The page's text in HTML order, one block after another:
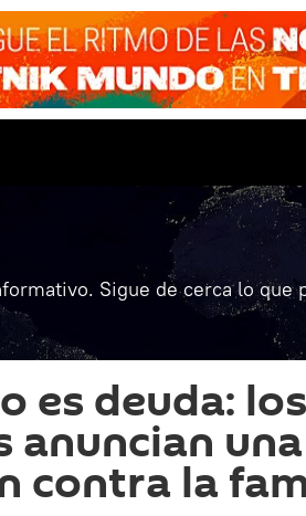
Sigue de cerca lo que
es deuda: los
anuncian una
contra la